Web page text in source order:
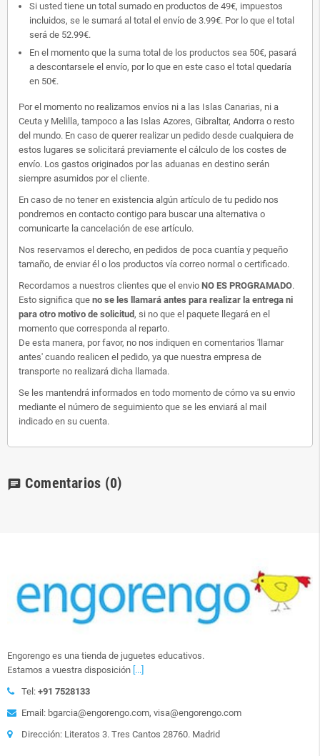
Si usted tiene un total sumado en productos de 49€, impuestos
incluidos, se le sumará al total el envío de 3.99€. Por lo que el total
será de 52.99€.
En el momento que la suma total de los productos sea 50€, pasará
a descontarsele el envío, por lo que en este caso el total quedaría
en 50€.
Por el momento no realizamos envíos ni a las Islas Canarias, ni a
Ceuta y Melilla, tampoco a las Islas Azores, Gibraltar, Andorra o resto
del mundo. En caso de querer realizar un pedido desde cualquiera de
estos lugares se solicitará previamente el cálculo de los costes de
envío. Los gastos originados por las aduanas en destino serán
siempre asumidos por el cliente.
En caso de no tener en existencia algún artículo de tu pedido nos
pondremos en contacto contigo para buscar una alternativa o
comunicarte la cancelación de ese artículo.
Nos reservamos el derecho, en pedidos de poca cuantía y pequeño
tamaño, de enviar él o los productos vía correo normal o certificado.
Recordamos a nuestros clientes que el envio NO ES PROGRAMADO.
Esto significa que no se les llamará antes para realizar la entrega ni
para otro motivo de solicitud, si no que el paquete llegará en el
momento que corresponda al reparto.
De esta manera, por favor, no nos indiquen en comentarios 'llamar
antes' cuando realicen el pedido, ya que nuestra empresa de
transporte no realizará dicha llamada.
Se les mantendrá informados en todo momento de cómo va su envio
mediante el número de seguimiento que se les enviará al mail
indicado en su cuenta.
chat Comentarios (0)
Engorengo es una tienda de juguetes educativos.
Estamos a vuestra disposición [...]
Tel: +91 7528133
Email: bgarcia@engorengo.com, visa@engorengo.com
Dirección: Literatos 3. Tres Cantos 28760. Madrid